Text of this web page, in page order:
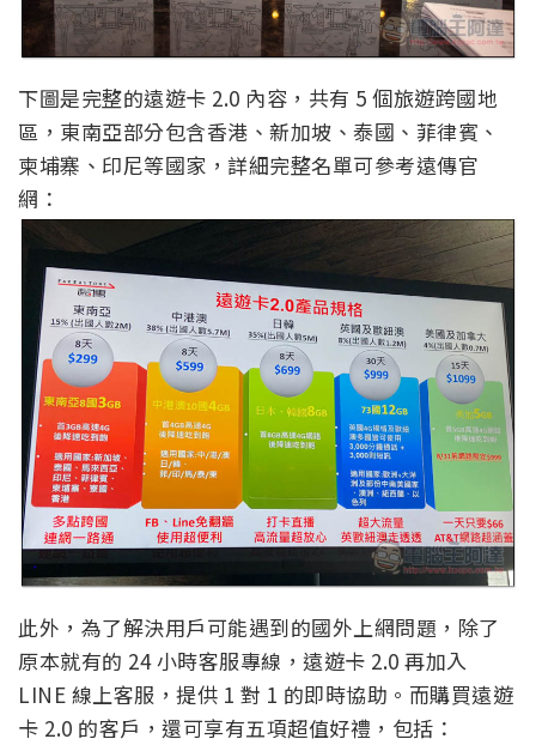
下圖是完整的遠遊卡 2.0 內容，共有 5 個旅遊跨國地
區，東南亞部分包含香港、新加坡、泰國、菲律賓、
柬埔寨、印尼等國家，詳細完整名單可參考遠傳官
網：
此外，為了解決用戶可能遇到的國外上網問題，除了
原本就有的 24 小時客服專線，遠遊卡 2.0 再加入
LINE 線上客服，提供 1 對 1 的即時協助。而購買遠遊
卡 2.0 的客戶，還可享有五項超值好禮，包括：